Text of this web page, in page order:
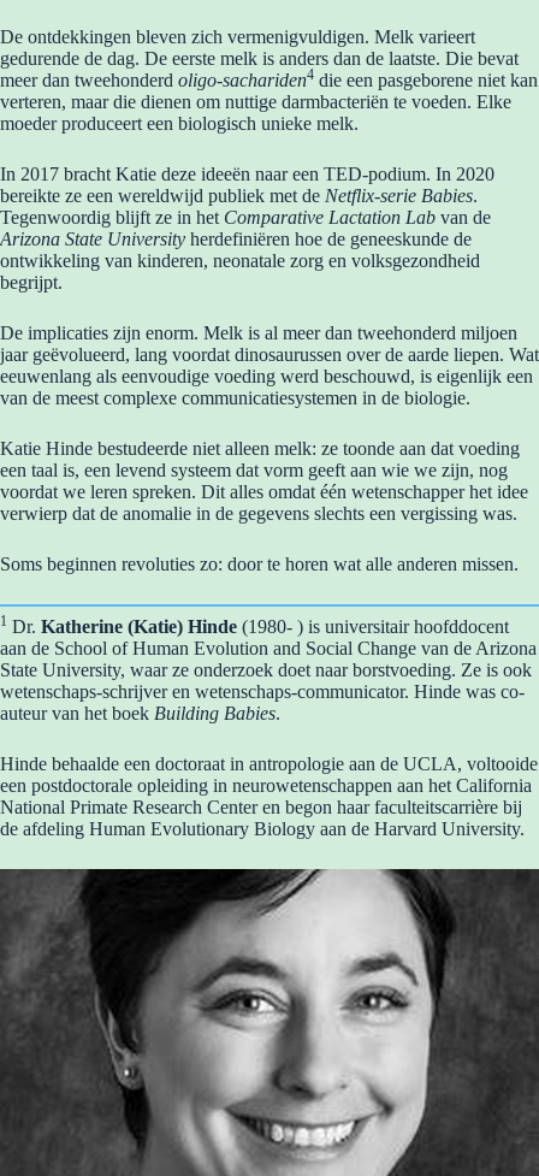
De ontdekkingen bleven zich vermenigvuldigen. Melk varieert
gedurende de dag. De eerste melk is anders dan de laatste. Die bevat
meer dan tweehonderd oligo-sachariden4 die een pasgeborene niet kan
verteren, maar die dienen om nuttige darmbacteriën te voeden. Elke
moeder produceert een biologisch unieke melk.
In 2017 bracht Katie deze ideeën naar een TED-podium. In 2020
bereikte ze een wereldwijd publiek met de Netflix-serie Babies.
Tegenwoordig blijft ze in het Comparative Lactation Lab van de
Arizona State University herdefiniëren hoe de geneeskunde de
ontwikkeling van kinderen, neonatale zorg en volksgezondheid
begrijpt.
De implicaties zijn enorm. Melk is al meer dan tweehonderd miljoen
jaar geëvolueerd, lang voordat dinosaurussen over de aarde liepen. Wat
eeuwenlang als eenvoudige voeding werd beschouwd, is eigenlijk een
van de meest complexe communicatiesystemen in de biologie.
Katie Hinde bestudeerde niet alleen melk: ze toonde aan dat voeding
een taal is, een levend systeem dat vorm geeft aan wie we zijn, nog
voordat we leren spreken. Dit alles omdat één wetenschapper het idee
verwierp dat de anomalie in de gegevens slechts een vergissing was.
Soms beginnen revoluties zo: door te horen wat alle anderen missen.
1 Dr. Katherine (Katie) Hinde (1980- ) is universitair hoofddocent
aan de School of Human Evolution and Social Change van de Arizona
State University, waar ze onderzoek doet naar borstvoeding. Ze is ook
wetenschaps-schrijver en wetenschaps-communicator. Hinde was co-
auteur van het boek Building Babies.
Hinde behaalde een doctoraat in antropologie aan de UCLA, voltooide
een postdoctorale opleiding in neurowetenschappen aan het California
National Primate Research Center en begon haar faculteitscarrière bij
de afdeling Human Evolutionary Biology aan de Harvard University.